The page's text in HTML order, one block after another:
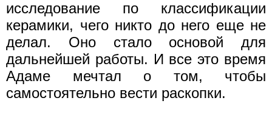
исследование по классификации
керамики, чего никто до него еще не
делал. Оно стало основой для
дальнейшей работы. И все это время
Адаме мечтал о том, чтобы
самостоятельно вести раскопки.